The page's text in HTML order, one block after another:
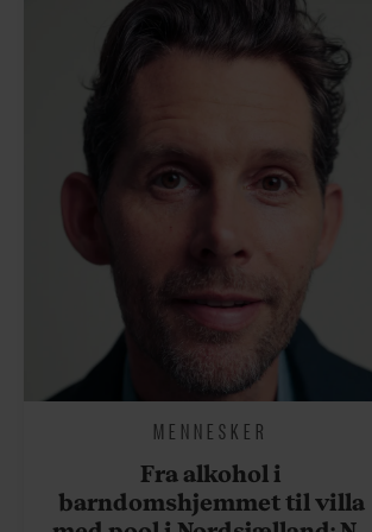
MENNESKER
Fra alkohol i
barndomshjemmet til villa